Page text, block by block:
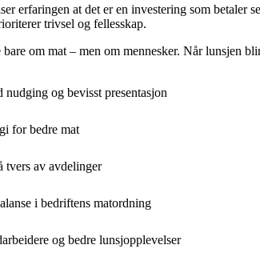
erfaringen at det er en investering som
trivsel og fellesskap.
om mat – men om mennesker. Når lunsjen
og bevisst presentasjon
for bedre mat
tvers av avdelinger
i bedriftens matordning
og bedre lunsjopplevelser